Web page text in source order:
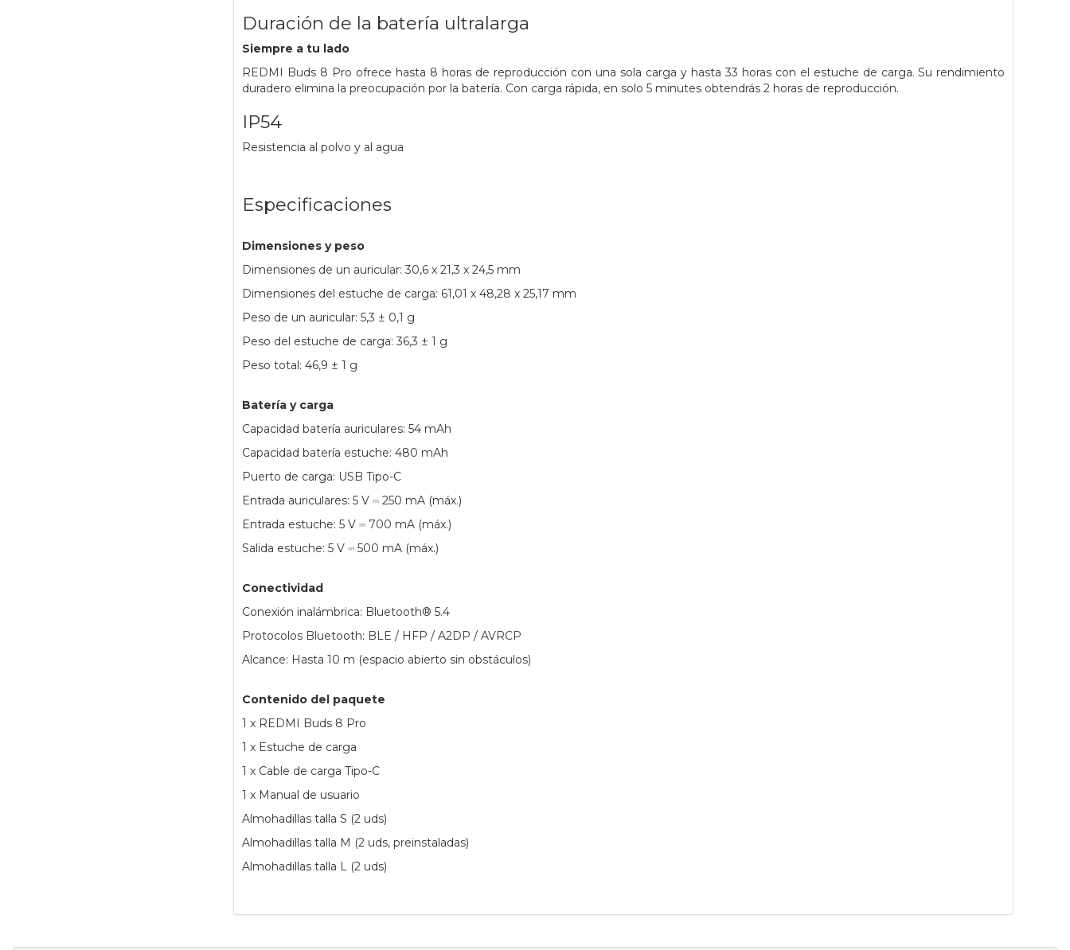
Duración de la batería ultralarga
Siempre a tu lado
REDMI Buds 8 Pro ofrece hasta 8 horas de reproducción con una sola carga y hasta 33 horas con el estuche de carga. Su rendimiento
duradero elimina la preocupación por la batería. Con carga rápida, en solo 5 minutes obtendrás 2 horas de reproducción.
IP54
Resistencia al polvo y al agua
Especificaciones
Dimensiones y peso
Dimensiones de un auricular: 30,6 x 21,3 x 24,5 mm
Dimensiones del estuche de carga: 61,01 x 48,28 x 25,17 mm
Peso de un auricular: 5,3 ± 0,1 g
Peso del estuche de carga: 36,3 ± 1 g
Peso total: 46,9 ± 1 g
Batería y carga
Capacidad batería auriculares: 54 mAh
Capacidad batería estuche: 480 mAh
Puerto de carga: USB Tipo-C
Entrada auriculares: 5 V ⎓ 250 mA (máx.)
Entrada estuche: 5 V ⎓ 700 mA (máx.)
Salida estuche: 5 V ⎓ 500 mA (máx.)
Conectividad
Conexión inalámbrica: Bluetooth® 5.4
Protocolos Bluetooth: BLE / HFP / A2DP / AVRCP
Alcance: Hasta 10 m (espacio abierto sin obstáculos)
Contenido del paquete
1 x REDMI Buds 8 Pro
1 x Estuche de carga
1 x Cable de carga Tipo-C
1 x Manual de usuario
Almohadillas talla S (2 uds)
Almohadillas talla M (2 uds, preinstaladas)
Almohadillas talla L (2 uds)